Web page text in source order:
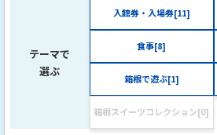
入館券・入場券[11]
食事[8]
箱根で遊ぶ[1]
箱根スイーツコレクション[0]